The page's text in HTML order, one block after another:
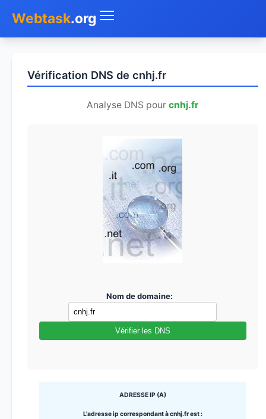
Webtask.org
Whois
Vérification DNS de cnhj.fr
Analyse DNS pourcnhj.fr
Nom de domaine:
Vérifier les DNS
ADRESSE IP (A)
L'adresse ip correspondant à cnhj.fr est :